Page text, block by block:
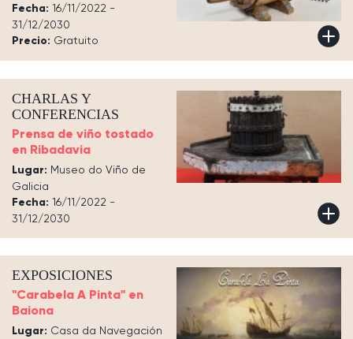
Fecha: 16/11/2022 -
31/12/2030
Precio: Gratuito
CHARLAS Y
CONFERENCIAS
Prensa de viño tostado
en Ribadavia
Lugar: Museo do Viño de
Galicia
Fecha: 16/11/2022 -
31/12/2030
EXPOSICIONES
"Carabela A Pinta" en
Baiona
Lugar: Casa da Navegación